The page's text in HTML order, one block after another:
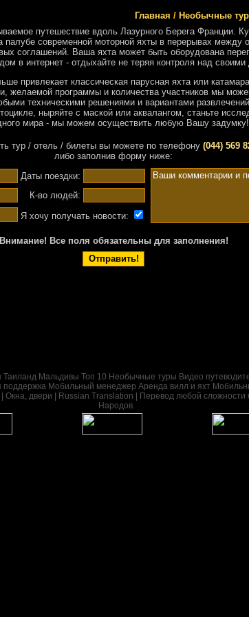
Главная / Необычные
путешествие вдоль Лазурного Берега Франции.
палубе современной моторной яхты в перерывах между
соглашений. Ваша яхта может быть оборудована
в интернет - отдыхайте не теряя контроля над
привлекает классическая парусная яхта или
желаемой программы и количества участников мы
техническими решениями и вариантами
ныряйте с маской или аквалангом, станьте
мира - мы можем осуществить любую Вашу задумку!
тур / отель / билеты вы можете по телефону (044) 569
либо заполнив форму ниже:
Даты поездки:
К-во людей:
Я хочу получать новости:
Внимание! Все поля обязательны для заполнения!
Таиланд Мальдивы Топ 10 Необычные туры Видео
поддержка Мобильный менеджер Аренда вилл и яхт
Окна, двери | Russian Translation | Перевод любой
Народов.